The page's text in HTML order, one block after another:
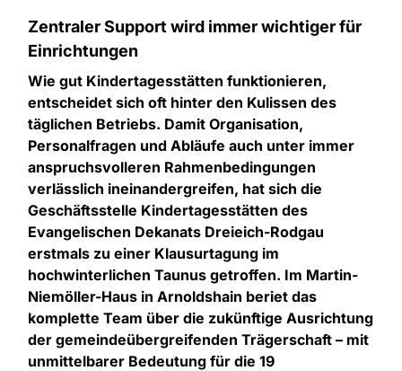
Zentraler Support wird immer wichtiger für
Einrichtungen
Wie gut Kindertagesstätten funktionieren,
entscheidet sich oft hinter den Kulissen des
täglichen Betriebs. Damit Organisation,
Personalfragen und Abläufe auch unter immer
anspruchsvolleren Rahmenbedingungen
verlässlich ineinandergreifen, hat sich die
Geschäftsstelle Kindertagesstätten des
Evangelischen Dekanats Dreieich-Rodgau
erstmals zu einer Klausurtagung im
hochwinterlichen Taunus getroffen. Im Martin-
Niemöller-Haus in Arnoldshain beriet das
komplette Team über die zukünftige Ausrichtung
der gemeindeübergreifenden Trägerschaft – mit
unmittelbarer Bedeutung für die 19